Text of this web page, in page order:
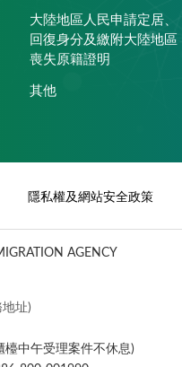
大陸地區人民申請定居、
回復身分及繳附大陸地區
喪失原籍證明
其他
隱私權及網站安全政策
AGENCY
址)
中午受理案件不休息)